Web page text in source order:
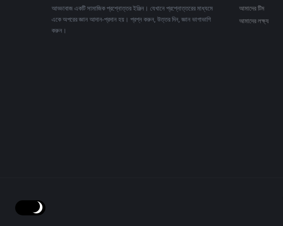
আড্ডাবাজ একটি সামাজিক প্রশ্নোত্তর ইঞ্জিন। যেখানে প্রশ্নোত্তরের মাধ্যমে
একে অপরের জ্ঞান আদান-প্রদান হয়। প্রশ্ন করুন, উত্তর দিন, জ্ঞান ভাগাভাগি
করুন।
আমাদের টিম
আমাদের লক্ষ্য